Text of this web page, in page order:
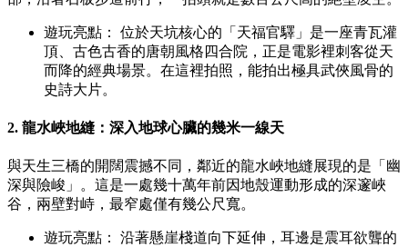
遊玩亮點： 位於天坑核心的「天福官驛」是一座青瓦灌
頂、古色古香的唐朝風格四合院，正是電影裡刺客從天
而降的經典場景。在這裡拍照，能拍出極具武俠風骨的
史詩大片。
2. 龍水峽地縫：深入地球心臟的幾米一線天
與天生三橋的開闊震撼不同，鄰近的龍水峽地縫展現的是「幽
深與險峻」。這是一處幾十萬年前因地殼運動形成的深邃峽
谷，兩壁對峙，最窄處僅有幾公尺寬。
遊玩亮點： 沿著懸崖棧道向下延伸，耳邊是震耳欲聾的